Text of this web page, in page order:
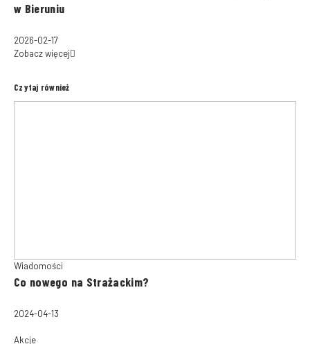
w Bieruniu
2026-02-17
Zobacz więcej
Czytaj również
Wiadomości
Co nowego na Strażackim?
2024-04-13
Akcje